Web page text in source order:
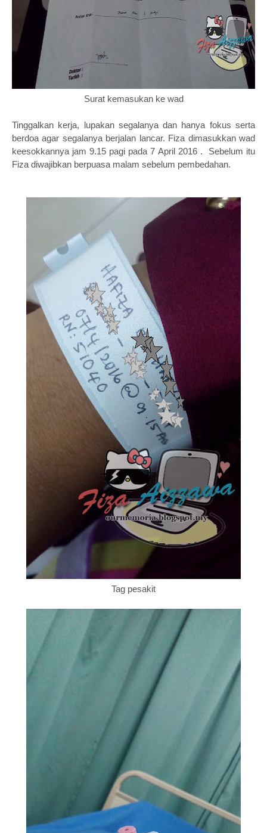
Surat kemasukan ke wad
Tinggalkan kerja, lupakan segalanya dan hanya fokus serta
berdoa agar segalanya berjalan lancar. Fiza dimasukkan wad
keesokkannya jam 9.15 pagi pada 7 April 2016 . Sebelum itu
Fiza diwajibkan berpuasa malam sebelum pembedahan.
Tag pesakit